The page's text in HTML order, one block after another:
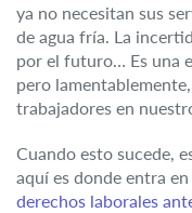
ya no necesitan sus
de agua fría. La
por el futuro… Es una
pero
trabajadores en
Cuando esto sucede,
aquí es donde entra
derechos laborales